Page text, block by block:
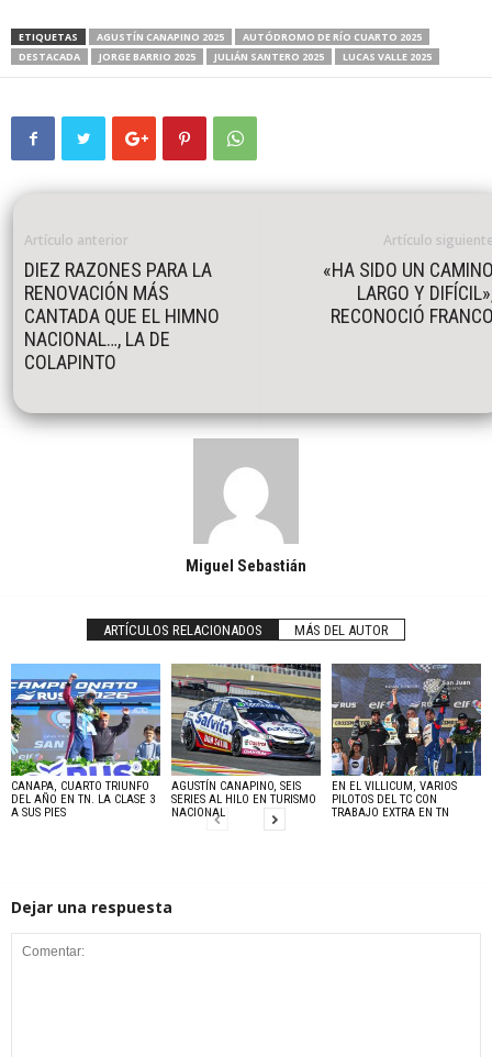
ETIQUETAS AGUSTÍN CANAPINO 2025
AUTÓDROMO DE RÍO CUARTO 2025
DESTACADA
JORGE BARRIO 2025 JULIÁN SANTERO 2025 LUCAS VALLE 2025
Artículo anterior
DIEZ RAZONES PARA LA
RENOVACIÓN MÁS
CANTADA QUE EL HIMNO
NACIONAL…, LA DE
COLAPINTO
Artículo
«HA SIDO UN
LARGO Y
RECONOCIÓ
Miguel Sebastián
ARTÍCULOS RELACIONADOS MÁS DEL AUTOR
CANAPA, CUARTO TRIUNFO
DEL AÑO EN TN. LA CLASE 3
A SUS PIES
AGUSTÍN CANAPINO, SEIS
SERIES AL HILO EN TURISMO
NACIONAL
EN EL VILLICUM, VARIOS
PILOTOS DEL TC CON
TRABAJO EXTRA EN TN
Dejar una respuesta